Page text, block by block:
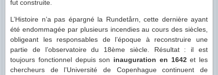
fut construite.
L’Histoire n’a pas épargné la Rundetårn, cette dernière ayant
été endommagée par plusieurs incendies au cours des siècles,
obligeant les responsables de l’époque à reconstruire une
partie de l’observatoire du 18ème siècle. Résultat : il est
toujours fonctionnel depuis son inauguration en 1642et les
chercheurs de l’Université de Copenhague continuent de